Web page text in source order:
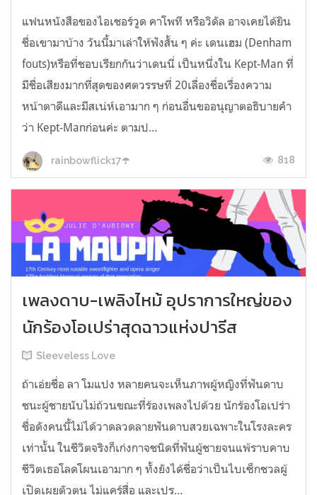
แฟนหนังสือของไอเชอร์วูด คาโพที หรือวิดัล อาจเคยได้ยิน
ชื่อเขามาบ้าง วันนี้มาเล่าให้ฟังสั้น ๆ ค่ะ เดนเฮม (Denham
fouts)หรือที่ชอบเรียกกันว่าเดนนี่ เป็นหนึ่งใน Kept-Man ที่
มีชื่อเสียงมากที่สุดของศตวรรษที่ 20เลื่องชื่อเรื่องความ
หน้าตาดีและมีสเน่ห์เอามาก ๆ ก่อนอื่นขออนุญาตอธิบายคำ
ว่า Kept-Manก่อนค่ะ ตามป...
rainbowflick17☂️ 818
เพลงดาบ-เพลิงไหม้ อุปราการใหญ่ของ
นักร้องโอเปร่าสุดฉาวแห่งปารีส
Sleeveless Love
ถ้าเอ่ยชื่อ ลา โมแปง หลายคนจะเห็นภาพผู้หญิงที่ฟันดาบ
ชนะผู้ชายนับไม่ถ้วนขณะที่ร้องเพลงไปด้วย นักร้องโอเปร่า
ชื่อดังคนนี้ไม่ได้วาดลวดลายฟันดาบสวยเฉพาะในโรงละคร
เท่านั้น ในชีวิตจริงก็เก่งกาจชนิดที่ฟันผู้ชายจนแพ้ราบคาบ
ชีวิตเธอโลดโผนเอามาก ๆ ทั้งยังได้ชื่อว่าเป็นไบเซ็กชวลผู้
เปิดเผยตัวตน ไม่แคร์สื่อ และเปร...